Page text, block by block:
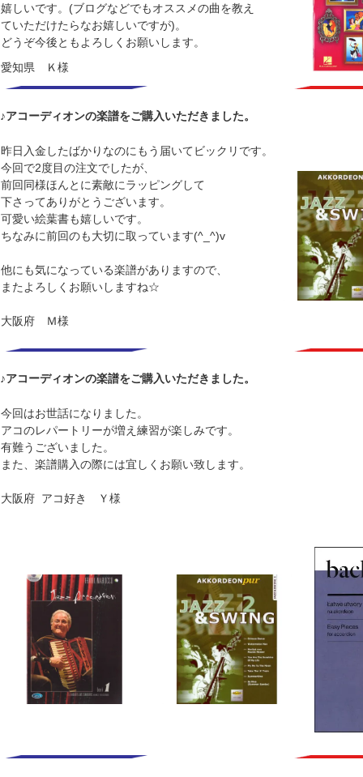
嬉しいです。(ブログなどでもオススメの曲を教え
ていただけたらなお嬉しいですが)。
どうぞ今後ともよろしくお願いします。
愛知県 Ｋ様
♪アコーディオンの楽譜をご購入いただきました。
昨日入金したばかりなのにもう届いてビックリです。
今回で2度目の注文でしたが、
前回同様ほんとに素敵にラッピングして
下さってありがとうございます。
可愛い絵葉書も嬉しいです。
ちなみに前回のも大切に取っています(^_^)v
他にも気になっている楽譜がありますので、
またよろしくお願いしますね☆
大阪府 Ｍ様
♪アコーディオンの楽譜をご購入いただきました。
今回はお世話になりました。
アコのレパートリーが増え練習が楽しみです。
有難うございました。
また、楽譜購入の際には宜しくお願い致します。
大阪府 アコ好き Ｙ様